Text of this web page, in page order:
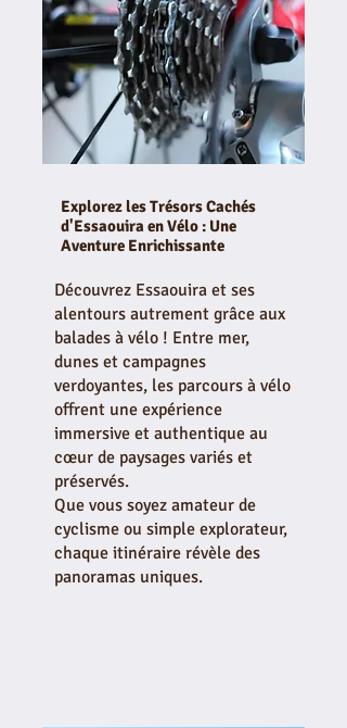
Explorez les Trésors Cachés
d'Essaouira en Vélo : Une
Aventure Enrichissante
Découvrez Essaouira et ses
alentours autrement grâce aux
balades à vélo ! Entre mer,
dunes et campagnes
verdoyantes, les parcours à vélo
offrent une expérience
immersive et authentique au
cœur de paysages variés et
préservés.
Que vous soyez amateur de
cyclisme ou simple explorateur,
chaque itinéraire révèle des
panoramas uniques.